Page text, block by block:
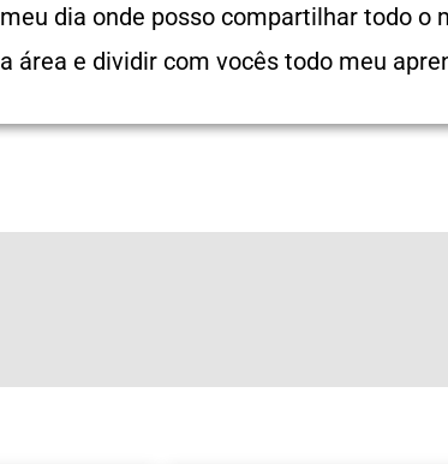
meu dia onde posso compartilhar todo o
a área e dividir com vocês todo meu